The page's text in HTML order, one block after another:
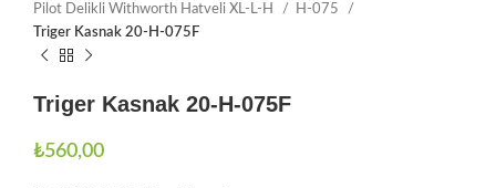
Pilot Delikli Withworth Hatveli XL-L-H
H-075
Triger Kasnak 20-H-075F
Triger Kasnak 20-H-075F
₺560,00